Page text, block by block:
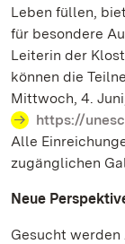
Leben füllen,
für besondere
Leiterin der
können die
Mittwoch, 4.
https://
Alle
zugänglichen
Neue
Gesucht